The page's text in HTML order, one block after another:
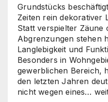
Video-
Content
Grundstücks
Zeiten rein dekorativer
Statt verspielter Zäune
Abgrenzungen stehen
Langlebigkeit und
Besonders in
gewerblichen Bereich,
den letzten Jahren
nicht wegen eines…